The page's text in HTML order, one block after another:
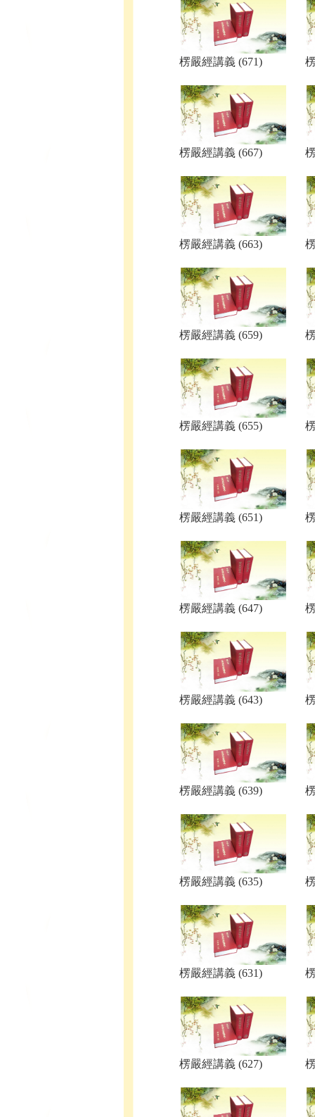
楞嚴經講義 (671)
楞嚴經講義 (667)
楞嚴經講義 (663)
楞嚴經講義 (659)
楞嚴經講義 (655)
楞嚴經講義 (651)
楞嚴經講義 (647)
楞嚴經講義 (643)
楞嚴經講義 (639)
楞嚴經講義 (635)
楞嚴經講義 (631)
楞嚴經講義 (627)